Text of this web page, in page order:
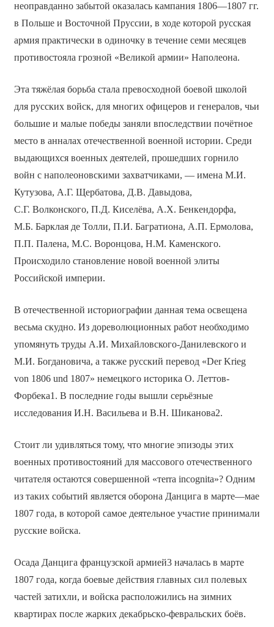
неоправданно забытой оказалась кампания 1806—1807 гг.
в Польше и Восточной Пруссии, в ходе которой русская
армия практически в одиночку в течение семи месяцев
противостояла грозной «Великой армии» Наполеона.
Эта тяжёлая борьба стала превосходной боевой школой
для русских войск, для многих офицеров и генералов, чьи
большие и малые победы заняли впоследствии почётное
место в анналах отечественной военной истории. Среди
выдающихся военных деятелей, прошедших горнило
войн с наполеоновскими захватчиками, — имена М.И.
Кутузова, А.Г. Щербатова, Д.В. Давыдова,
С.Г. Волконского, П.Д. Киселёва, А.Х. Бенкендорфа,
М.Б. Барклая де Толли, П.И. Багратиона, А.П. Ермолова,
П.П. Палена, М.С. Воронцова, Н.М. Каменского.
Происходило становление новой военной элиты
Российской империи.
В отечественной историографии данная тема освещена
весьма скудно. Из дореволюционных работ необходимо
упомянуть труды А.И. Михайловского-Данилевского и
М.И. Богдановича, а также русский перевод «Der Krieg
von 1806 und 1807» немецкого историка О. Леттов-
Форбека1. В последние годы вышли серьёзные
исследования И.Н. Васильева и В.Н. Шиканова2.
Стоит ли удивляться тому, что многие эпизоды этих
военных противостояний для массового отечественного
читателя остаются совершенной «тerrа incognita»? Одним
из таких событий является оборона Данцига в марте—мае
1807 года, в которой самое деятельное участие принимали
русские войска.
Осада Данцига французской армией3 началась в марте
1807 года, когда боевые действия главных сил полевых
частей затихли, и войска расположились на зимних
квартирах после жарких декабрьскo-февральских боёв.